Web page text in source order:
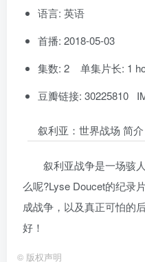
语言: 英语
首播: 2018-05-03
集数: 2 单集片长: 1
豆瓣链接: 30225810
叙利亚：世界战场 简介
叙利亚战争是一场骇
么呢?Lyse Doucet的纪录
成战争，以及真正可怕的
好！
© 版权声明